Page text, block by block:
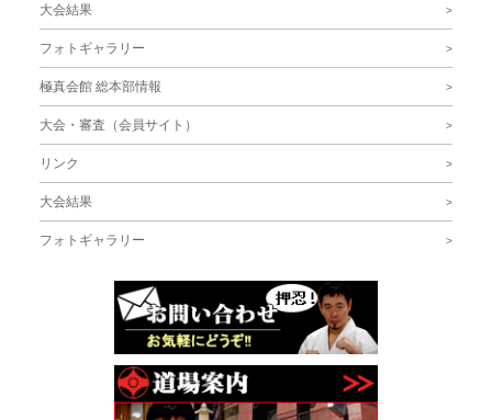
大会結果
フォトギャラリー
極真会館 総本部情報
大会・審査（会員サイト）
リンク
大会結果
フォトギャラリー